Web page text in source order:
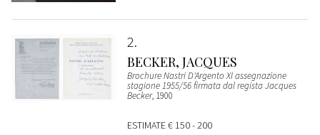
2
BECKER, JACQUES
Brochure Nastri D'Argento XI assegnazione
stagione 1955/56 firmata dal regista Jacques
Becker, 1900
ESTIMATE€ 150 - 200